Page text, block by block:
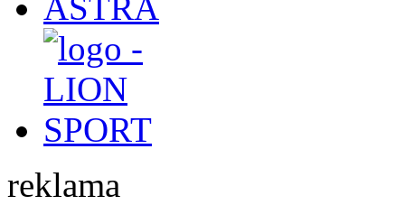
reklama